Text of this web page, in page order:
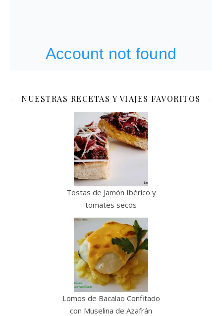
NUESTRAS RECETAS Y VIAJES FAVORITOS
Tostas de Jamón Ibérico y
tomates secos
Lomos de Bacalao Confitado
con Muselina de Azafrán